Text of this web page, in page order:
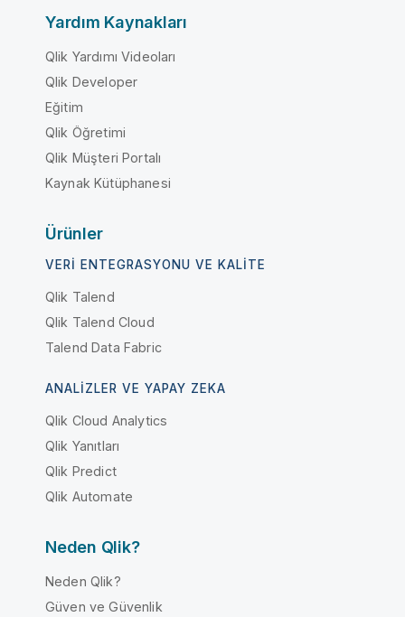
Yardım Kaynakları
Qlik Yardımı Videoları
Qlik Developer
Eğitim
Qlik Öğretimi
Qlik Müşteri Portalı
Kaynak Kütüphanesi
Ürünler
VERI ENTEGRASYONU VE KALITE
Qlik Talend
Qlik Talend Cloud
Talend Data Fabric
ANALIZLER VE YAPAY ZEKA
Qlik Cloud Analytics
Qlik Yanıtları
Qlik Predict
Qlik Automate
Neden Qlik?
Neden Qlik?
Güven ve Güvenlik